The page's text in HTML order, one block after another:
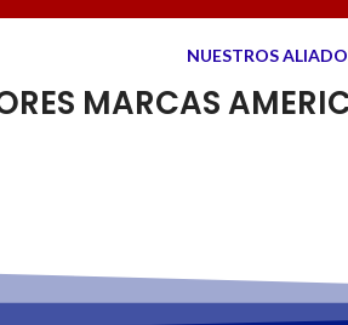
NUESTROS
MARCAS